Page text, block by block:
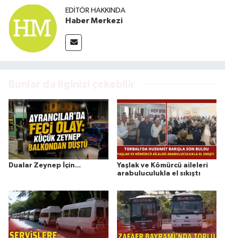
EDITÖR HAKKINDA
Haber Merkezi
Dualar Zeynep İçin...
Yaşlak ve Kömürcü aileleri
arabuluculukla el sıkıştı